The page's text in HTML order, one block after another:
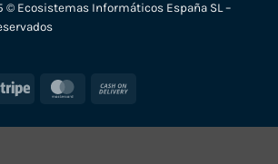
Ecosistemas Informáticos España SL –
Stripe MasterCard